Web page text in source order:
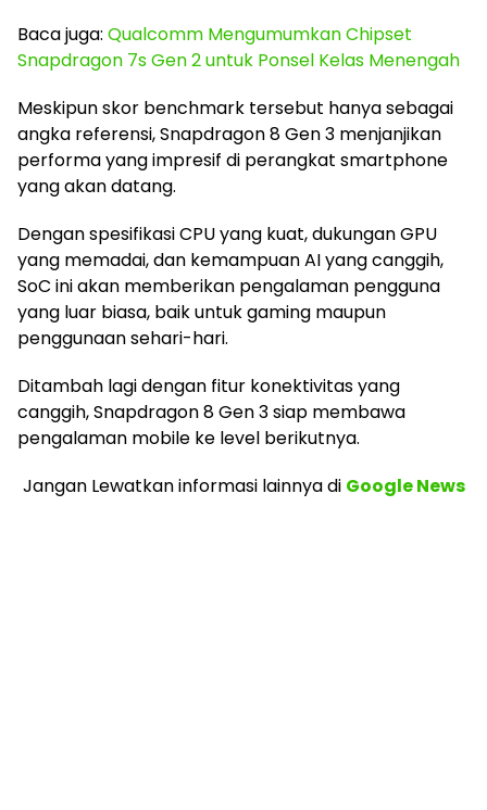
Baca juga: Qualcomm Mengumumkan Chipset
Snapdragon 7s Gen 2 untuk Ponsel Kelas Menengah
Meskipun skor benchmark tersebut hanya sebagai
angka referensi, Snapdragon 8 Gen 3 menjanjikan
performa yang impresif di perangkat smartphone
yang akan datang.
Dengan spesifikasi CPU yang kuat, dukungan GPU
yang memadai, dan kemampuan AI yang canggih,
SoC ini akan memberikan pengalaman pengguna
yang luar biasa, baik untuk gaming maupun
penggunaan sehari-hari.
Ditambah lagi dengan fitur konektivitas yang
canggih, Snapdragon 8 Gen 3 siap membawa
pengalaman mobile ke level berikutnya.
Jangan Lewatkan informasi lainnyadi Google News